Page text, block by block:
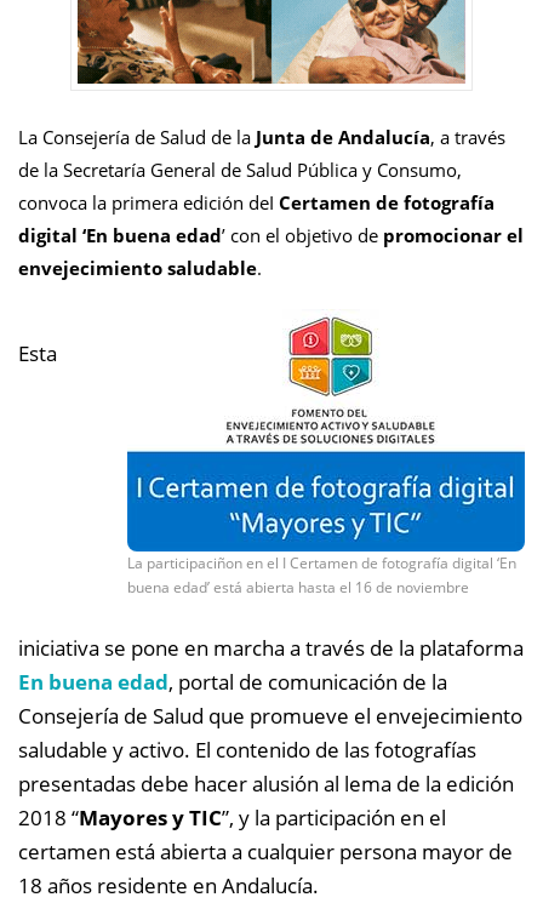
La Consejería de Salud de la Junta de Andalucía, a través
de la Secretaría General de Salud Pública y Consumo,
convoca la primera edición deI Certamen de fotografía
digital ‘En buena edad’ con el objetivo de promocionar el
envejecimiento saludable.
La participaciñon en el I Certamen de fotografía digital ‘En
buena edad’ está abierta hasta el 16 de noviembre
Esta
iniciativa se pone en marcha a través de la plataforma
En buena edad, portal de comunicación de la
Consejería de Salud que promueve el envejecimiento
saludable y activo. El contenido de las fotografías
presentadas debe hacer alusión al lema de la edición
2018 “Mayores y TIC”, y la participación en el
certamen está abierta a cualquier persona mayor de
18 años residente en Andalucía.